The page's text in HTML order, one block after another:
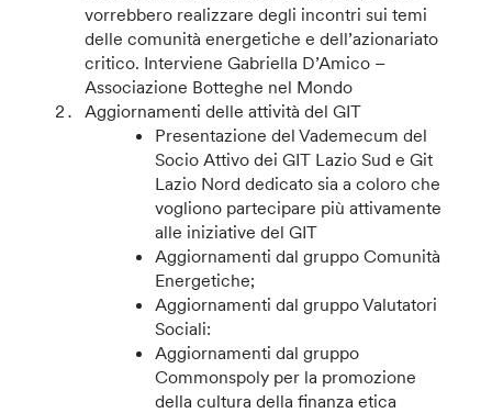
vorrebbero realizzare degli incontri sui temi
delle comunità energetiche e dell’azionariato
critico. Interviene Gabriella D’Amico –
Associazione Botteghe nel Mondo
Aggiornamenti delle attività del GIT
Presentazione del Vademecum del
Socio Attivo dei GIT Lazio Sud e Git
Lazio Nord dedicato sia a coloro che
vogliono partecipare più attivamente
alle iniziative del GIT
Aggiornamenti dal gruppo Comunità
Energetiche;
Aggiornamenti dal gruppo Valutatori
Sociali:
Aggiornamenti dal gruppo
Commonspoly per la promozione
della cultura della finanza etica